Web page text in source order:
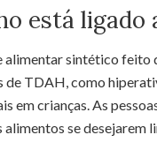
está ligado
alimentar sintético feito
de TDAH, como
em crianças. As
se desejarem